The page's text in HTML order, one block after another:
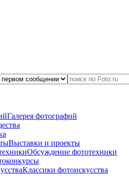
Галерея фотографий
Выставки и проекты
Обсуждение фототехники
Классики фотоискусства